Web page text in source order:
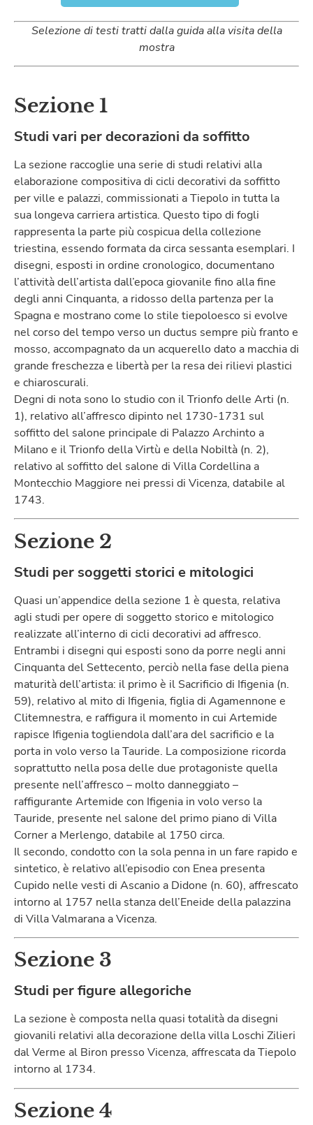
Selezione di testi tratti dalla guida alla visita della
mostra
Sezione 1
Studi vari per decorazioni da soffitto
La sezione raccoglie una serie di studi relativi alla
elaborazione compositiva di cicli decorativi da soffitto
per ville e palazzi, commissionati a Tiepolo in tutta la
sua longeva carriera artistica. Questo tipo di fogli
rappresenta la parte più cospicua della collezione
triestina, essendo formata da circa sessanta esemplari. I
disegni, esposti in ordine cronologico, documentano
l’attività dell’artista dall’epoca giovanile fino alla fine
degli anni Cinquanta, a ridosso della partenza per la
Spagna e mostrano come lo stile tiepoloesco si evolve
nel corso del tempo verso un ductus sempre più franto e
mosso, accompagnato da un acquerello dato a macchia di
grande freschezza e libertà per la resa dei rilievi plastici
e chiaroscurali.
Degni di nota sono lo studio con il Trionfo delle Arti (n.
1), relativo all’affresco dipinto nel 1730-1731 sul
soffitto del salone principale di Palazzo Archinto a
Milano e il Trionfo della Virtù e della Nobiltà (n. 2),
relativo al soffitto del salone di Villa Cordellina a
Montecchio Maggiore nei pressi di Vicenza, databile al
1743.
Sezione 2
Studi per soggetti storici e mitologici
Quasi un’appendice della sezione 1 è questa, relativa
agli studi per opere di soggetto storico e mitologico
realizzate all’interno di cicli decorativi ad affresco.
Entrambi i disegni qui esposti sono da porre negli anni
Cinquanta del Settecento, perciò nella fase della piena
maturità dell’artista: il primo è il Sacrificio di Ifigenia (n.
59), relativo al mito di Ifigenia, figlia di Agamennone e
Clitemnestra, e raffigura il momento in cui Artemide
rapisce Ifigenia togliendola dall’ara del sacrificio e la
porta in volo verso la Tauride. La composizione ricorda
soprattutto nella posa delle due protagoniste quella
presente nell’affresco – molto danneggiato –
raffigurante Artemide con Ifigenia in volo verso la
Tauride, presente nel salone del primo piano di Villa
Corner a Merlengo, databile al 1750 circa.
Il secondo, condotto con la sola penna in un fare rapido e
sintetico, è relativo all’episodio con Enea presenta
Cupido nelle vesti di Ascanio a Didone (n. 60), affrescato
intorno al 1757 nella stanza dell’Eneide della palazzina
di Villa Valmarana a Vicenza.
Sezione 3
Studi per figure allegoriche
La sezione è composta nella quasi totalità da disegni
giovanili relativi alla decorazione della villa Loschi Zilieri
dal Verme al Biron presso Vicenza, affrescata da Tiepolo
intorno al 1734.
Sezione 4